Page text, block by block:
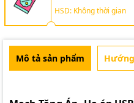
HSD: Không thời gian
Mô tả sản phẩm